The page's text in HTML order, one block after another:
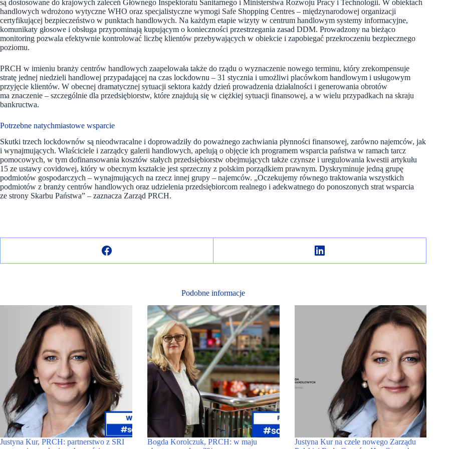
są dostosowane do krajowych zaleceń Głównego Inspektoratu Sanitarnego i Ministerstwa Rozwoju Pracy i Technologii. W obiektach
handlowych wdrożono wytyczne WHO oraz specjalistyczne wymogi Safe Shopping Centres – międzynarodowej organizacji
certyfikującej bezpieczeństwo w punktach handlowych. Na każdym etapie wizyty w centrum handlowym systemy informacyjne,
komunikaty głosowe i obsługa przypominają kupującym o konieczności przestrzegania zasad DDM. Prowadzony na bieżąco
monitoring pozwala efektywnie kontrolować liczbę klientów przebywających w obiekcie i zapobiegać przekroczeniu bezpiecznego
poziomu.
PRCH w imieniu branży centrów handlowych zaapelowała także do rządu o wyznaczenie nowego terminu, który zrekompensuje
stratę jednej niedzieli handlowej przypadającej na czas lockdownu – 31 stycznia i umożliwi placówkom handlowym i usługowym
przyjęcie klientów. W obecnej dramatycznej sytuacji sektora każdy dzień prowadzenia działalności i generowania obrotów
ma znaczenie – szczególnie dla przedsiębiorstw, które znajdują się w ciężkiej sytuacji finansowej, a w wielu przypadkach na skraju
bankructwa.
Potrzebne natychmiastowe wsparcie
Skutki trzech lockdownów są nieodwracalne i doprowadziły do poważnego zachwiania płynności finansowej, zarówno najemców, jak
i wynajmujących. Właściciele i zarządcy galerii handlowych, apelują o objęcie ich programem wsparcia państwa w ramach tarcz
pomocowych, w tym dofinansowania kosztów stałych przedsiębiorstw obejmujących także czynsze i uregulowania kwestii artykułu
15 ze ustawy covidowej, który w obecnym kształcie jest sprzeczny z polskim porządkiem prawnym. Dyskryminuje jedną grupę
podmiotów gospodarczych – wynajmujących na rzecz innej grupy – najemców. „Oczekujemy równego traktowania wszystkich
podmiotów z branży centrów handlowych oraz udzielenia przedsiębiorcom realnego i adekwatnego do ponoszonych strat wsparcia
ze strony Skarbu Państwa” – zaznacza Zarząd PRCH.
Podobne informacje
Justyna Kur, PRCH: partnerstwo z SRI
Bogda Korolczuk, PRCH: w maju
Justyna Kur na czele nowego Zarządu